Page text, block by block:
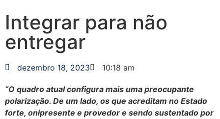
Integrar para não
entregar
dezembro 18, 2023 10:18 am
“O quadro atual configura mais uma preocupante
polarização. De um lado, os que acreditam no Estado
forte, onipresente e provedor e sendo sustentado por